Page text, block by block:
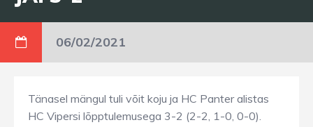
06/02/2021
Tänasel mängul tuli võit koju ja HC Panter alistas
HC Vipersi lõpptulemusega 3-2 (2-2, 1-0, 0-0).